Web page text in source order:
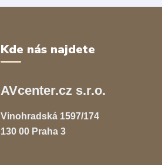
Kde nás najdete
AVcenter.cz s.r.o.
Vinohradská 1597/174
130 00 Praha 3